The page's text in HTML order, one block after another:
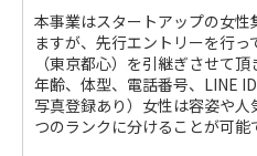
本事業はスタートアップの女性
ますが、先行エントリーを行
（東京都心）を引継ぎさせて
年齢、体型、電話番号、LINE
写真登録あり）女性は容姿や
つのランクに分けることが可能